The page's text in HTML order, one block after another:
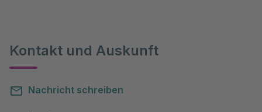
Kontakt und Auskunft
Nachricht schreiben